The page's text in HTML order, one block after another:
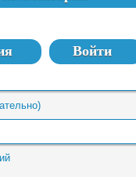
Войти